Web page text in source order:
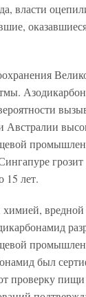
власти
Австралии
15 лет.
вредной
был
проверку